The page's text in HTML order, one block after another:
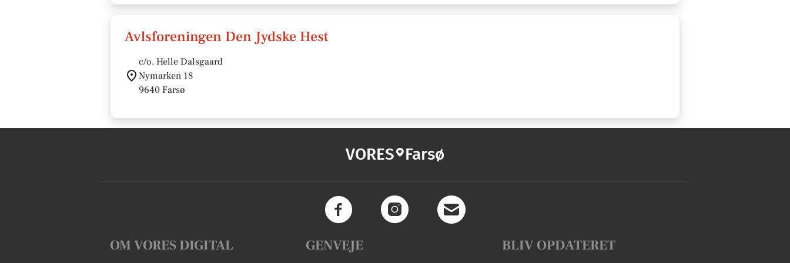
Avlsforeningen Den Jydske Hest
c/o. Helle Dalsgaard
Nymarken 18
9640 Farsø
VORES Farsø
OM VORES DIGITAL GENVEJE BLIV OPDATERET